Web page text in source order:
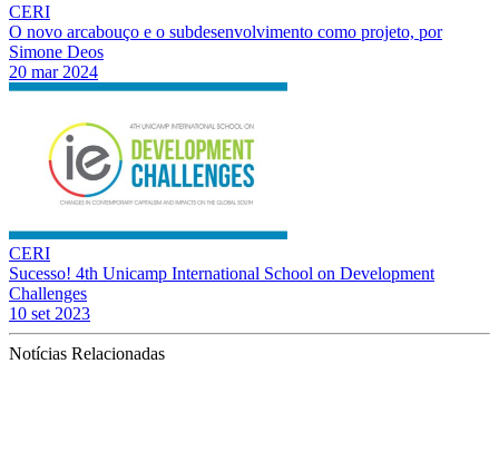
CERI
O novo arcabouço e o subdesenvolvimento como projeto, por
Simone Deos
20 mar 2024
CERI
Sucesso! 4th Unicamp International School on Development
Challenges
10 set 2023
Notícias Relacionadas